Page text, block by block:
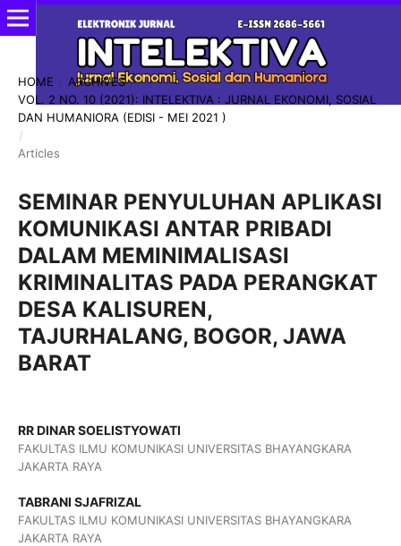
HOME / ARCHIVES /
VOL. 2 NO. 10 (2021): INTELEKTIVA : JURNAL EKONOMI, SOSIAL
DAN HUMANIORA (EDISI - MEI 2021 )
/
Articles
SEMINAR PENYULUHAN APLIKASI
KOMUNIKASI ANTAR PRIBADI
DALAM MEMINIMALISASI
KRIMINALITAS PADA PERANGKAT
DESA KALISUREN,
TAJURHALANG, BOGOR, JAWA
BARAT
RR DINAR SOELISTYOWATI
FAKULTAS ILMU KOMUNIKASI UNIVERSITAS BHAYANGKARA
JAKARTA RAYA
TABRANI SJAFRIZAL
FAKULTAS ILMU KOMUNIKASI UNIVERSITAS BHAYANGKARA
JAKARTA RAYA